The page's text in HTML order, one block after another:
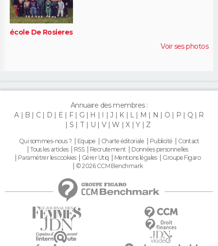
école De Rosieres
Voir ses photos
Annuaire des membres :
A
B C D E F G H I J K L M N O P Q
R
S
T U V W X Y Z
Qui sommes-nous ? Equipe Charte éditoriale Publicité
Contact
Tous les articles
RSS Recrutement
Données personnelles
Paramétrer les cookies
Gérer Utiq Mentions légales
Groupe Figaro
© 2026 CCM Benchmark